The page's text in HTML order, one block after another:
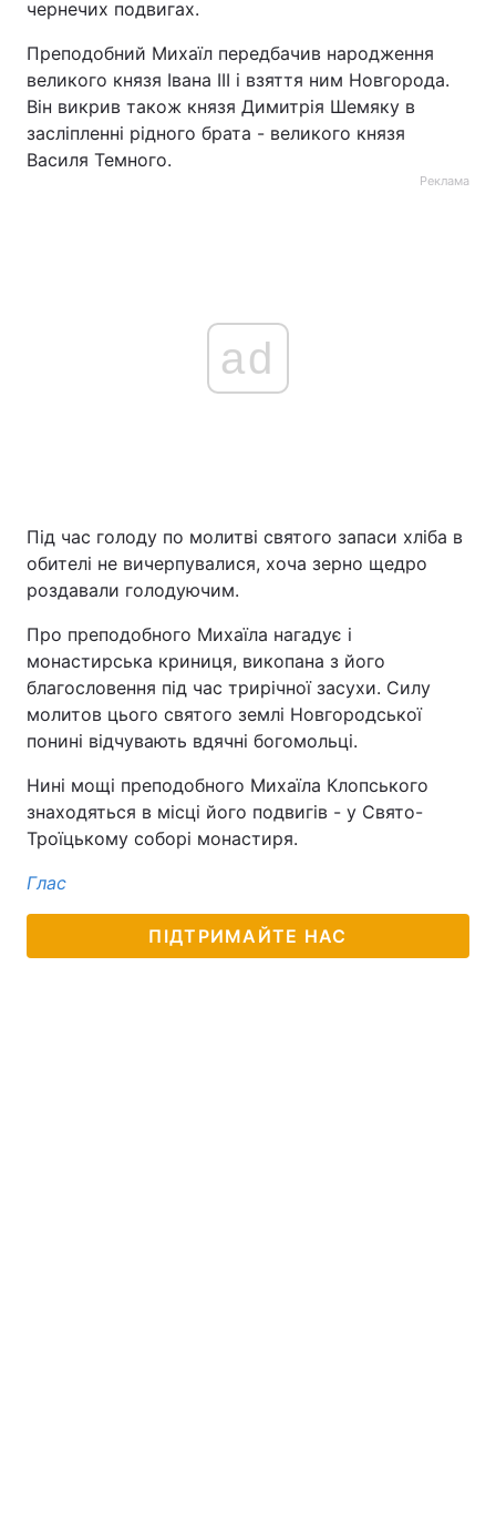
чернечих подвигах.
Преподобний Михаїл передбачив народження
великого князя Івана III і взяття ним Новгорода.
Він викрив також князя Димитрія Шемяку в
засліпленні рідного брата - великого князя
Василя Темного.
Реклама
ad
Під час голоду по молитві святого запаси хліба в
обителі не вичерпувалися, хоча зерно щедро
роздавали голодуючим.
Про преподобного Михаїла нагадує і
монастирська криниця, викопана з його
благословення під час трирічної засухи. Силу
молитов цього святого землі Новгородської
понині відчувають вдячні богомольці.
Нині мощі преподобного Михаїла Клопського
знаходяться в місці його подвигів - у Свято-
Троїцькому соборі монастиря.
Глас
ПІДТРИМАЙТЕ НАС